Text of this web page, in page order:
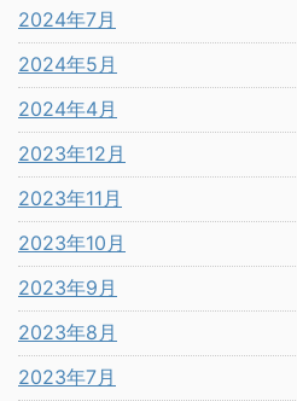
2024年7月
2024年5月
2024年4月
2023年12月
2023年11月
2023年10月
2023年9月
2023年8月
2023年7月